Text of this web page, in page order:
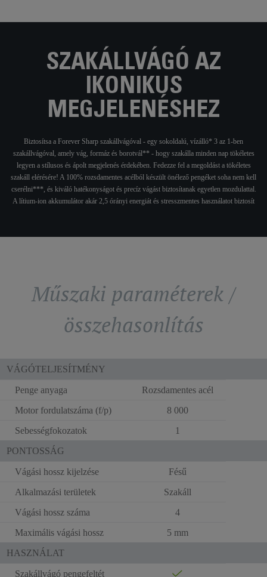
SZAKÁLLVÁGÓ AZ
IKONIKUS
MEGJELENÉSHEZ
Biztosítsa a Forever Sharp szakállvágóval - egy sokoldalú, vízálló* 3 az 1-ben
szakállvágóval, amely vág, formáz és borotvál** - hogy szakálla minden nap tökéletes
legyen a stílusos és ápolt megjelenés érdekében. Fedezze fel a megoldást a tökéletes
szakáll elérésére! A 100% rozsdamentes acélból készült önélező pengéket soha nem kell
cserélni***, és kiváló hatékonyságot és precíz vágást biztosítanak egyetlen mozdulattal.
A lítium-ion akkumulátor akár 2,5 órányi energiát és stresszmentes használatot biztosít
Műszaki paraméterek /
összehasonlítás
VÁGÓTELJESÍTMÉNY
Penge anyaga
Rozsdamentes acél
Motor fordulatszáma (f/p)
8 000
Sebességfokozatok
1
PONTOSSÁG
Vágási hossz kijelzése
Fésű
Alkalmazási területek
Szakáll
Vágási hossz száma
4
Maximális vágási hossz
5 mm
HASZNÁLAT
Szakállvágó pengefeltét